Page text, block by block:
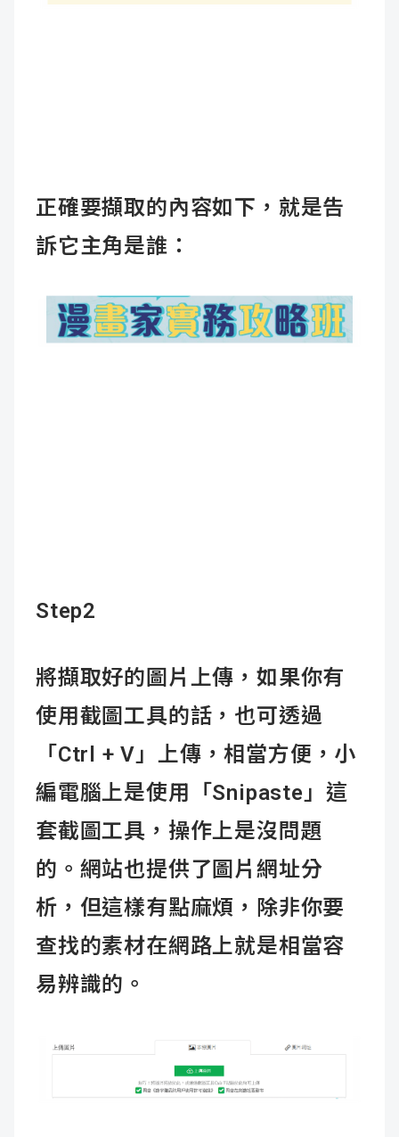
正確要擷取的內容如下，就是告
訴它主角是誰：
Step2
將擷取好的圖片上傳，如果你有
使用截圖工具的話，也可透過
「Ctrl + V」上傳，相當方便，小
編電腦上是使用「Snipaste」這
套截圖工具，操作上是沒問題
的。網站也提供了圖片網址分
析，但這樣有點麻煩，除非你要
查找的素材在網路上就是相當容
易辨識的。